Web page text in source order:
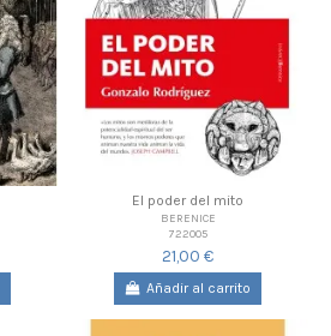
El poder del mito
BERENICE
722005
21,00 €
Añadir al carrito